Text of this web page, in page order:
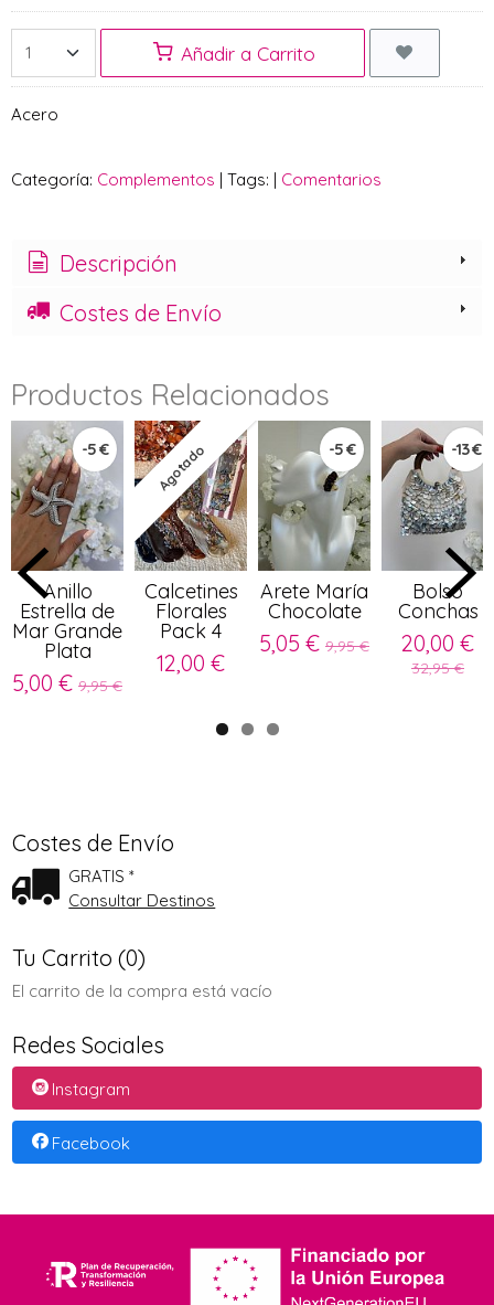
Costes de Envío
GRATIS *
Consultar Destinos
Tu Carrito (0)
El carrito de la compra está vacío
Redes Sociales
Instagram
Facebook
Añadir a Carrito
Acero
Categoría: Complementos | Tags: | Comentarios
Descripción
Costes de Envío
Productos Relacionados
-5 €
Anillo
Estrella de
Mar Grande
Plata
5,00 € 9,95 €
Agotado
Calcetines
Florales
Pack 4
12,00 €
-5 €
Arete María
Chocolate
5,05 € 9,95 €
-13 €
Bolso
Conchas
20,00 €
32,95 €